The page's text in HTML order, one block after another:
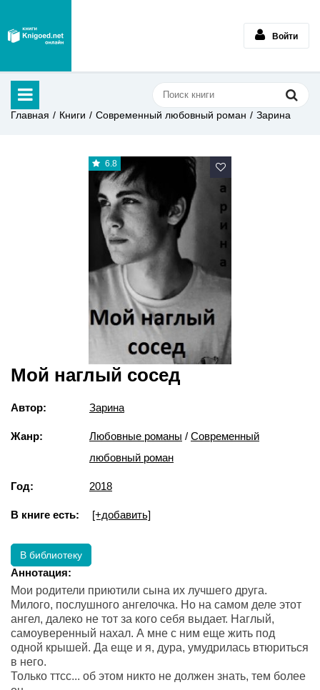
Войти
Главная Книги Современный любовный роман Зарина
6.8
Мой наглый сосед
Автор: Зарина
Жанр: Любовные романы / Современный
любовный роман
Год: 2018
В книге есть: [+добавить]
В библиотеку
Аннотация:
Мои родители приютили сына их лучшего друга.
Милого, послушного ангелочка. Но на самом деле этот
ангел, далеко не тот за кого себя выдает. Наглый,
самоуверенный нахал. А мне с ним еще жить под
одной крышей. Да еще и я, дура, умудрилась втюриться
в него.
Только ттсс... об этом никто не должен знать, тем более